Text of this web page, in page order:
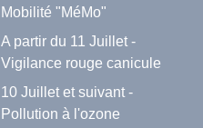
Mobilité "MéMo"
A partir du 11 Juillet -
Vigilance rouge canicule
10 Juillet et suivant -
Pollution à l'ozone